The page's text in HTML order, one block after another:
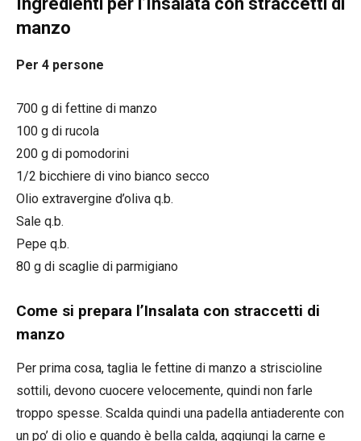
manzo
Per 4 persone
700 g di fettine di manzo
100 g di rucola
200 g di pomodorini
1/2 bicchiere di vino bianco secco
Olio extravergine d’oliva q.b.
Sale q.b.
Pepe q.b.
80 g di scaglie di parmigiano
Come si prepara l’Insalata con straccetti di
manzo
Per prima cosa, taglia le fettine di manzo a striscioline
sottili, devono cuocere velocemente, quindi non farle
troppo spesse. Scalda quindi una padella antiaderente con
un po’ di olio e quando è bella calda, aggiungi la carne e